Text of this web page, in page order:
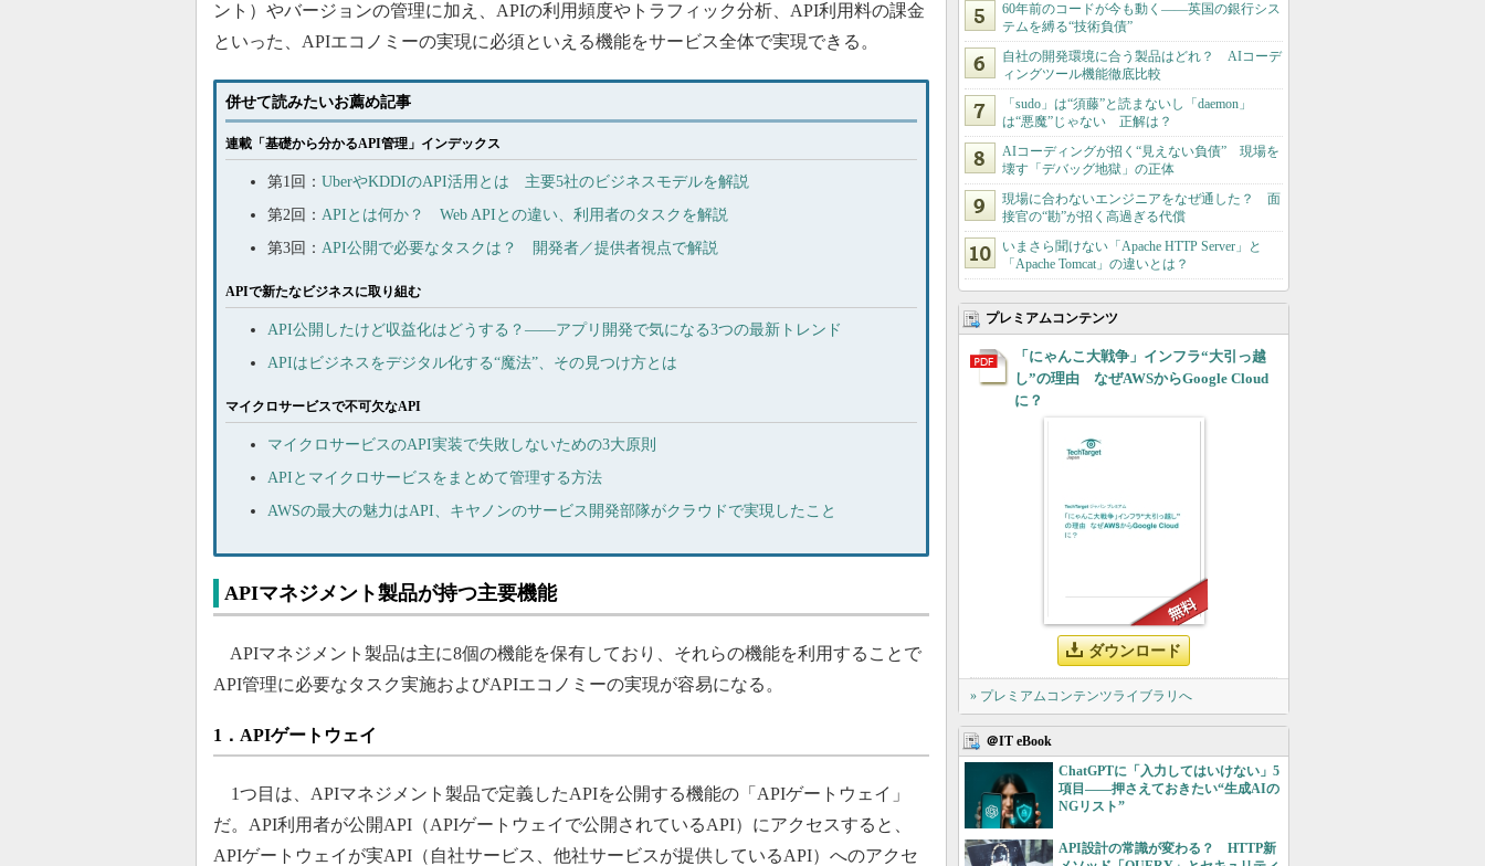
ント）やバージョンの管理に加え、APIの利用頻度やトラフィック分析、API利用料の課金
といった、APIエコノミーの実現に必須といえる機能をサービス全体で実現できる。
併せて読みたいお薦め記事
連載「基礎から分かるAPI管理」インデックス
第1回： UberやKDDIのAPI活用とは 主要5社のビジネスモデルを解説
第2回： APIとは何か？ Web APIとの違い、利用者のタスクを解説
第3回： API公開で必要なタスクは？ 開発者／提供者視点で解説
APIで新たなビジネスに取り組む
API公開したけど収益化はどうする？――アプリ開発で気になる3つの最新トレンド
APIはビジネスをデジタル化する“魔法”、その見つけ方とは
マイクロサービスで不可欠なAPI
マイクロサービスのAPI実装で失敗しないための3大原則
APIとマイクロサービスをまとめて管理する方法
AWSの最大の魅力はAPI、キヤノンのサービス開発部隊がクラウドで実現したこと
APIマネジメント製品が持つ主要機能
APIマネジメント製品は主に8個の機能を保有しており、それらの機能を利用することで
API管理に必要なタスク実施およびAPIエコノミーの実現が容易になる。
1．APIゲートウェイ
1つ目は、APIマネジメント製品で定義したAPIを公開する機能の「APIゲートウェイ」
だ。API利用者が公開API（APIゲートウェイで公開されているAPI）にアクセスすると、
APIゲートウェイが実API（自社サービス、他社サービスが提供しているAPI）へのアクセ
60年前のコードが今も動く――英国の銀行シス
テムを縛る“技術負債”
自社の開発環境に合う製品はどれ？ AIコーデ
ィングツール機能徹底比較
「sudo」は“須藤”と読まないし「daemon」
は“悪魔”じゃない 正解は？
AIコーディングが招く“見えない負債” 現場を
壊す「デバッグ地獄」の正体
現場に合わないエンジニアをなぜ通した？ 面
接官の“勘”が招く高過ぎる代償
いまさら聞けない「Apache HTTP Server」と
「Apache Tomcat」の違いとは？
プレミアムコンテンツ
「にゃんこ大戦争」インフラ“大引っ越
し”の理由 なぜAWSからGoogle Cloud
に？
ダウンロード
» プレミアムコンテンツライブラリへ
＠IT eBook
ChatGPTに「入力してはいけない」5
項目――押さえておきたい“生成AIの
NGリスト”
API設計の常識が変わる？ HTTP新